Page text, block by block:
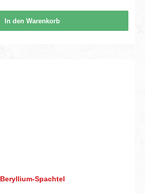
In den Warenkorb
Beryllium-Spachtel